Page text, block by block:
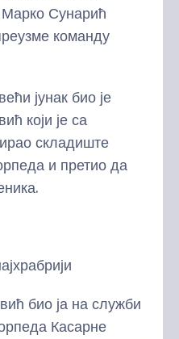
Марко Сунарић
команду
јунак био је
који је са
складиште
и претио да
био ја на служби
Касарне